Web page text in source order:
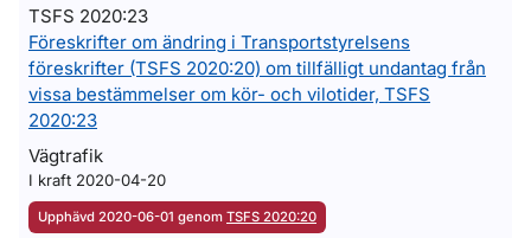
TSFS 2020:23
Föreskrifter om ändring i Transportstyrelsens
föreskrifter (TSFS 2020:20) om tillfälligt undantag från
vissa bestämmelser om kör- och vilotider, TSFS
2020:23
Vägtrafik
I kraft 2020-04-20
Upphävd 2020-06-01 genom TSFS 2020:20